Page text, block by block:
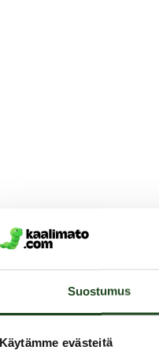
Suostumus
Käytämme evästeitä
käynnistysnäppäintä
pyöreä ja litteä ja se
voi viilentää kylmän
cm
cm
värinää
mukana
Liity